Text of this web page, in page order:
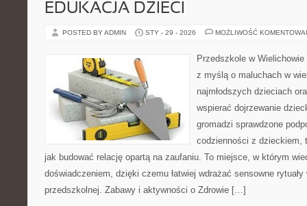
EDUKACJA DZIECI
POSTED BY ADMIN STY - 29 - 2026 MOŻLIWOŚĆ
Przedszkole w
z myślą o maluchach w
najmłodszych dzieciach
wspierać dojrzewanie
gromadzi sprawdzone
codzienności z dzieckiem,
jak budować relację opartą na zaufaniu. To miejsce, w którym
doświadczeniem, dzięki czemu łatwiej wdrażać sensowne
przedszkolnej. Zabawy i aktywności o Zdrowie […]